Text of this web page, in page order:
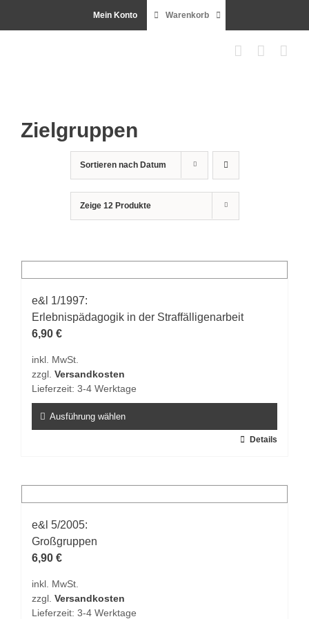
Mein Konto Warenkorb
Zielgruppen
Sortieren nach Datum
Zeige 12 Produkte
e&l 1/1997:
Erlebnispädagogik in der Straffälligenarbeit
6,90 €
inkl. MwSt.
zzgl. Versandkosten
Lieferzeit: 3-4 Werktage
Ausführung wählen
Varianten
auf.
Die
Optionen
auf
der
Details
e&l 5/2005:
Großgruppen
6,90 €
inkl. MwSt.
zzgl. Versandkosten
Lieferzeit: 3-4 Werktage